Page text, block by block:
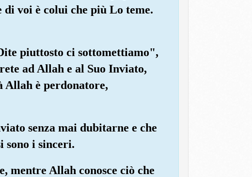
voi è colui che più Lo teme.
piuttosto ci sottomettiamo",
ad Allah e al Suo Inviato,
Allah è perdonatore,
senza mai dubitarne e che
sono i sinceri.
mentre Allah conosce ciò che